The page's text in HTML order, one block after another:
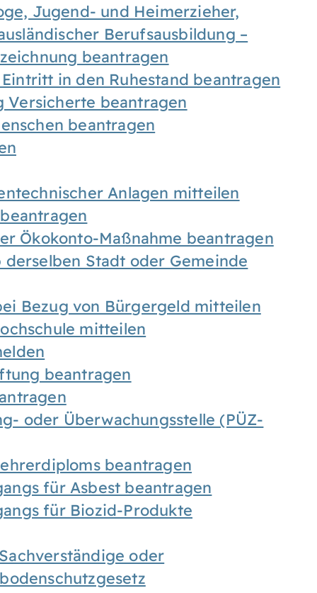
Jugend- und Heimerzieher,
Berufsausbildung –
beantragen
in den Ruhestand beantragen
Versicherte beantragen
beantragen
Anlagen mitteilen
Ökokonto-Maßnahme beantragen
Stadt oder Gemeinde
Bezug von Bürgergeld mitteilen
mitteilen
beantragen
oder Überwachungsstelle (PÜZ-
beantragen
für Asbest beantragen
für Biozid-Produkte
oder